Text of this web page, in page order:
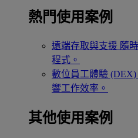
熱門使用案例
遠端存取與支援 隨
程式。
數位員工體驗 (DEX)
響工作效率。
其他使用案例